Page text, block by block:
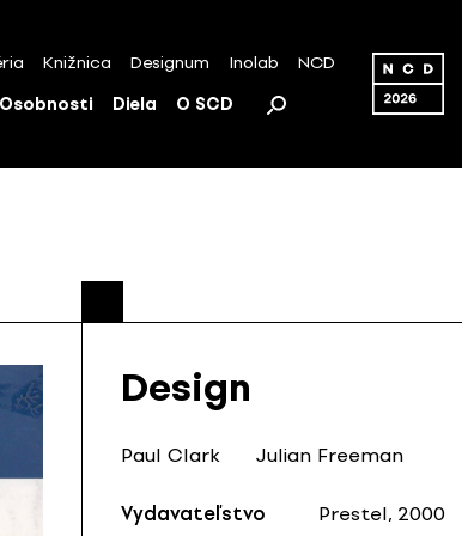
Knižnica Designum Inolab NCD
Osobnosti Diela O SCD
Design
Paul Clark Julian Freeman
Vydavateľstvo Prestel, 2000